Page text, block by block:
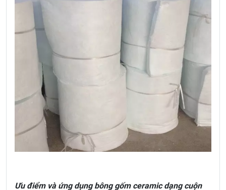
Ưu điểm và ứng dụng bông gốm ceramic dạng cuộn